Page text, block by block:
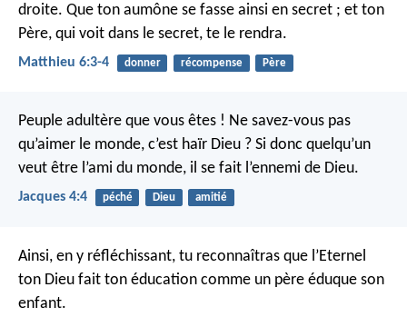
droite. Que ton aumône se fasse ainsi en secret ; et ton
Père, qui voit dans le secret, te le rendra.
Matthieu 6:3-4 donner récompense Père
Peuple adultère que vous êtes ! Ne savez-vous pas
qu’aimer le monde, c’est haïr Dieu ? Si donc quelqu’un
veut être l’ami du monde, il se fait l’ennemi de Dieu.
Jacques 4:4 péché Dieu amitié
Ainsi, en y réfléchissant, tu reconnaîtras que l’Eternel
ton Dieu fait ton éducation comme un père éduque son
enfant.